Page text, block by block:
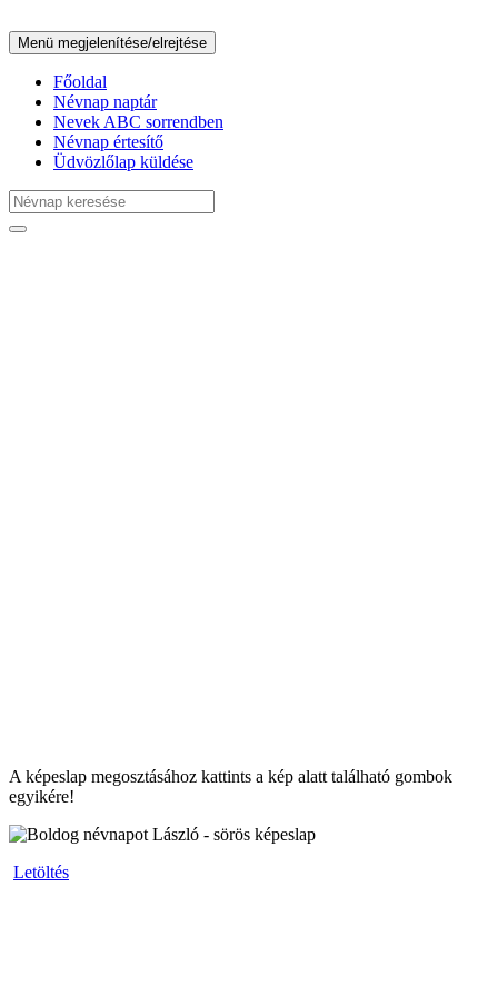
Menü megjelenítése/elrejtése
Főoldal
Névnap naptár
Nevek ABC sorrendben
Névnap értesítő
Üdvözlőlap küldése
A képeslap megosztásához kattints a kép alatt található gombok
egyikére!
Letöltés